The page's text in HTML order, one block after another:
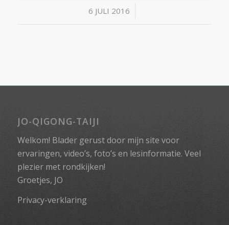
6 JULI 2016
/
JO-QIGONG-TAIJI
Welkom! Blader gerust door mijn site voor
ervaringen, video’s, foto’s en lesinformatie. Veel
plezier met rondkijken!
Groetjes, JO
Privacy-verklaring